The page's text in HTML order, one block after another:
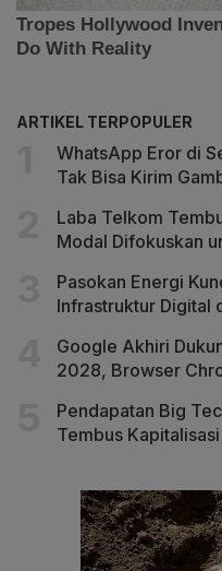
ARTIKEL TERPOPULER
WhatsApp Eror di
Tak Bisa Kirim
Laba Telkom
Modal Difokuskan
Pasokan Energi
Infrastruktur Digital
Google Akhiri
2028, Browser
Pendapatan Big
Tembus